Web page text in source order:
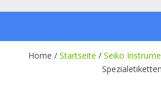
Home / Startseite / Seiko
Spezialetiketten